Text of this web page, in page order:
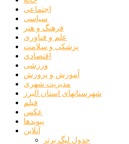
اجتماعی
سیاسی
فرهنگ و هنر
علم و فناوری
پزشکی و سلامت
اقتصادی
ورزشی
آموزش و پرورش
مدیریت شهری
شهرستانهای استان البرز
فیلم
عکس
پیوندها
آنلاین
جدول لیگ برتر